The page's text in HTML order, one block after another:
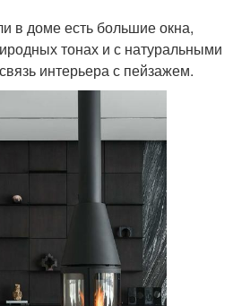
в доме есть большие окна,
тонах и с натуральными
интерьера с пейзажем.